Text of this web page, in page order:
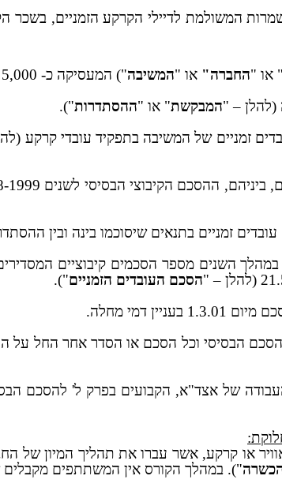
המשולמת לדיילי הקרקע הזמניים, בשכר
" או "החברה" או "המשיבה") המעסיקה כ- 5,000 עובדים מביניהם כ- 2,400 עובדים זמניים, בתפקידי קרקע ואוויר.
(להלן – "המבקשת" או "ההסתדרות").
זמניים של המשיבה בתפקיד עובדי קרקע
זמניים בתנאים שיסוכמו בינה ובין
השנים מספר הסכמים קיבוציים
הסכם העובדים הזמניים").
דמי מחלה.
הוראות ההסכם הבסיסי וכל הסכם או הסדר אחר
סדרי העבודה של אצד"א, הקבועים בפרק ל'
או קרקע, אשר עברו את תהליך המיון של
"). במהלך הקורס אין המשתתפים מקבלים